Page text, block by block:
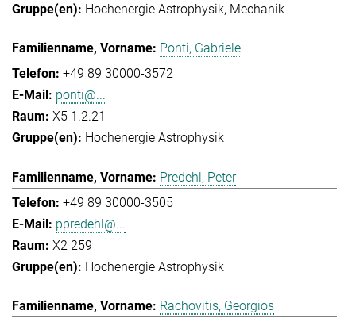
Hochenergie Astrophysik Mechanik
Ponti, Gabriele
+49 89 30000-3572
ponti@...
X5 1.2.21
Hochenergie Astrophysik
Predehl, Peter
+49 89 30000-3505
ppredehl@...
X2 259
Hochenergie Astrophysik
Rachovitis, Georgios